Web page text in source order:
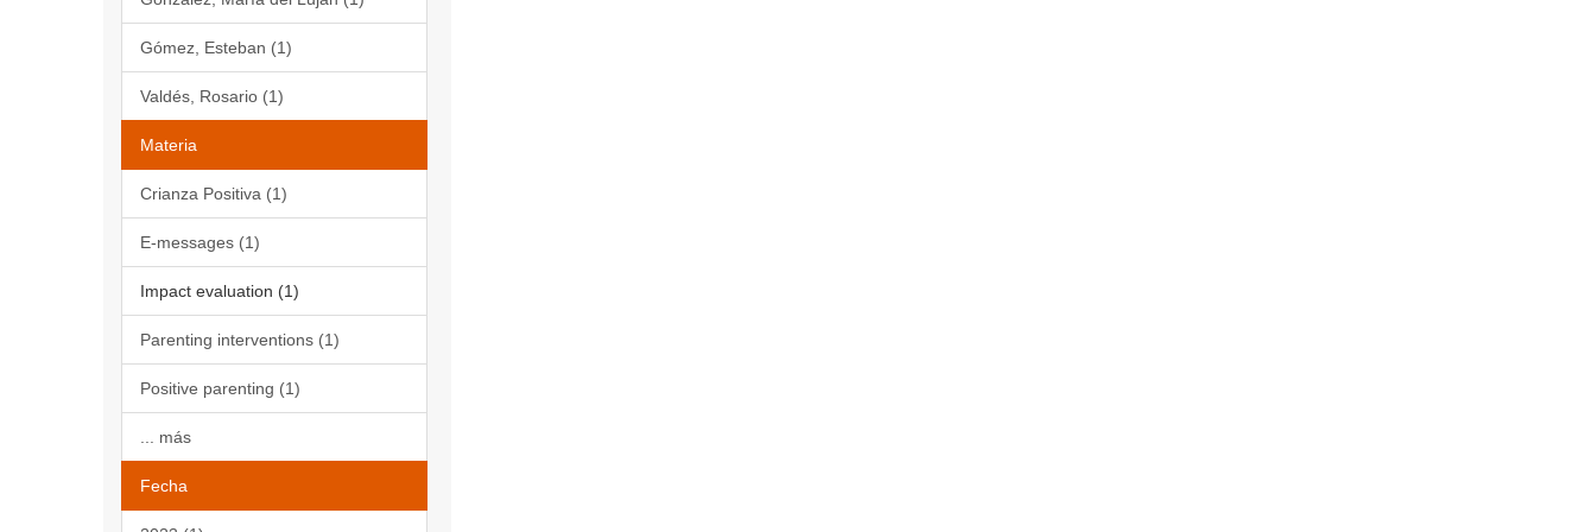
Gómez, Esteban (1)
Valdés, Rosario (1)
Materia
Crianza Positiva (1)
E-messages (1)
Impact evaluation (1)
Parenting interventions (1)
Positive parenting (1)
... más
Fecha